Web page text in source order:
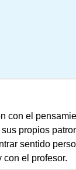
con el
propios
sentido
el profesor.